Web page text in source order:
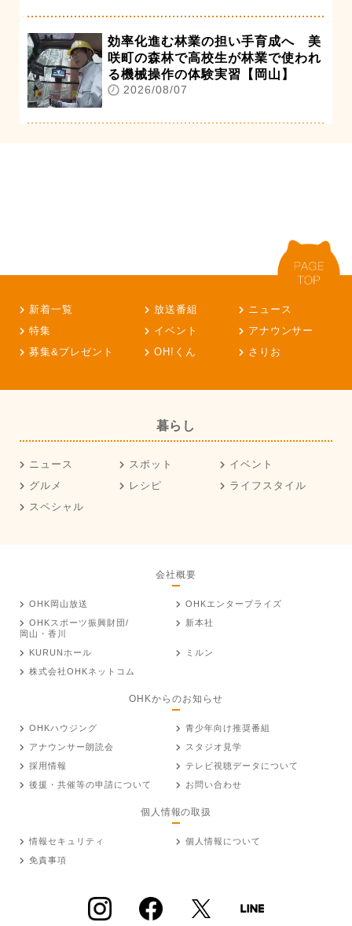
効率化進む林業の担い手育成へ 美
咲町の森林で高校生が林業で使われ
る機械操作の体験実習【岡山】
2026/08/07
新着一覧 放送番組
ニュース
特集
イベント
アナウンサー
募集&プレゼント
OH!くん さりお
暮らし
ニュース スポット
イベント
グルメ
レシピ
ライフスタイル
スペシャル
会社概要
OHK岡山放送
OHKエンタープライズ
OHKスポーツ振興財団/
岡山・香川
新本社
KURUNホール
ミルン
株式会社OHKネットコム
OHKからのお知らせ
OHKハウジング
青少年向け推奨番組
アナウンサー朗読会
スタジオ見学
採用情報
テレビ視聴データについて
後援・共催等の申請について
お問い合わせ
個人情報の取扱
情報セキュリティ
個人情報について
免責事項